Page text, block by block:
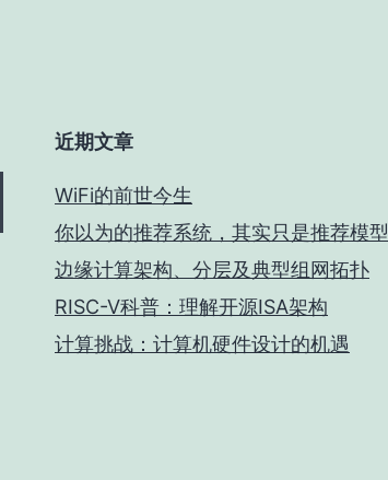
近期文章
WiFi的前世今生
你以为的推荐系统，其实只是推荐模型
边缘计算架构、分层及典型组网拓扑
RISC-V科普：理解开源ISA架构
计算挑战：计算机硬件设计的机遇